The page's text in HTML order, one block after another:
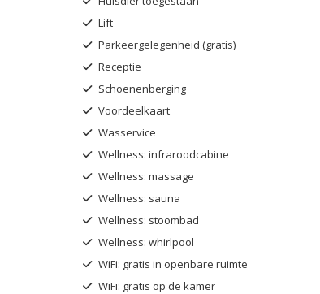
Lift
Parkeergelegenheid (gratis)
Receptie
Schoenenberging
Voordeelkaart
Wasservice
Wellness: infraroodcabine
Wellness: massage
Wellness: sauna
Wellness: stoombad
Wellness: whirlpool
WiFi: gratis in openbare ruimte
WiFi: gratis op de kamer